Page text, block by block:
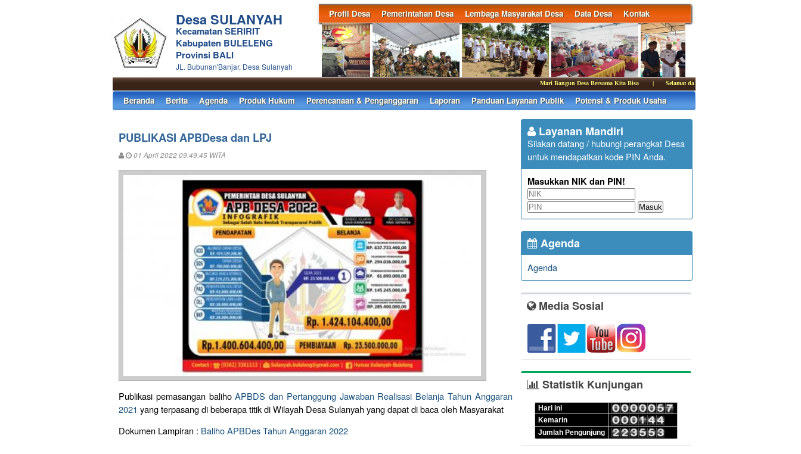
Profil Desa Pemerintahan Desa Lembaga Masyarakat Desa Data Desa Kontak
Desa SULANYAH
Kecamatan SERIRIT
Kabupaten BULELENG
Provinsi BALI
JL. Bubunan'Banjar, Desa Sulanyah
Mari Bangun Desa Bersama Kita Bisa Selamat datang di website Desa Sulanyah
Beranda Berita Agenda Produk Hukum Perencanaan & Penganggaran Laporan Panduan Layanan Publik Potensi & Produk Usaha
PUBLIKASI APBDesa dan LPJ
01 April 2022 09:49:45 WITA
Publikasi pemasangan balihoAPBDS dan Pertanggung Jawaban Realisasi Belanja Tahun Anggaran
2021 yang terpasang di beberapa titik di Wilayah Desa Sulanyah yang dapat di baca oleh Masyarakat
Dokumen Lampiran : Baliho APBDes Tahun Anggaran 2022
Layanan Mandiri
Silakan datang / hubungi perangkat Desa
untuk mendapatkan kode PIN Anda.
Masukkan NIK dan PIN!
Masuk
Agenda
Agenda
Media Sosial
Statistik Kunjungan
Hari ini
Kemarin
Jumlah Pengunjung